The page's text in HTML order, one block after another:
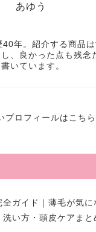
あゆう
年。紹介する商品
、良かった点も残念
いています。
プロフィールはこちら
全ガイド｜薄毛が気に
洗い方・頭皮ケアまと